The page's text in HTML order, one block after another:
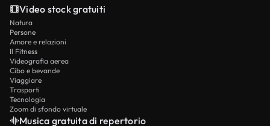
Video stock gratuiti
Natura
Persone
Amore e relazioni
Il Fitness
Videografia aerea
Cibo e bevande
Viaggiare
Trasporti
Tecnologia
Zoom di sfondo virtuale
Musica gratuita di repertorio